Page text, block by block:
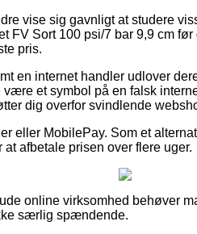
vise sig gavnligt at studere
FV Sort 100 psi/7 bar 9,9 cm
pris.
en internet handler udlover
et symbol på en falsk
dig overfor svindlende
eller MobilePay. Som et
afbetale prisen over flere uger.
online virksomhed behøver
særlig spændende.